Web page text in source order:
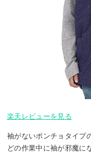
楽天レビューを見る
袖がないポンチョタイプ
どの作業中に袖が邪魔に